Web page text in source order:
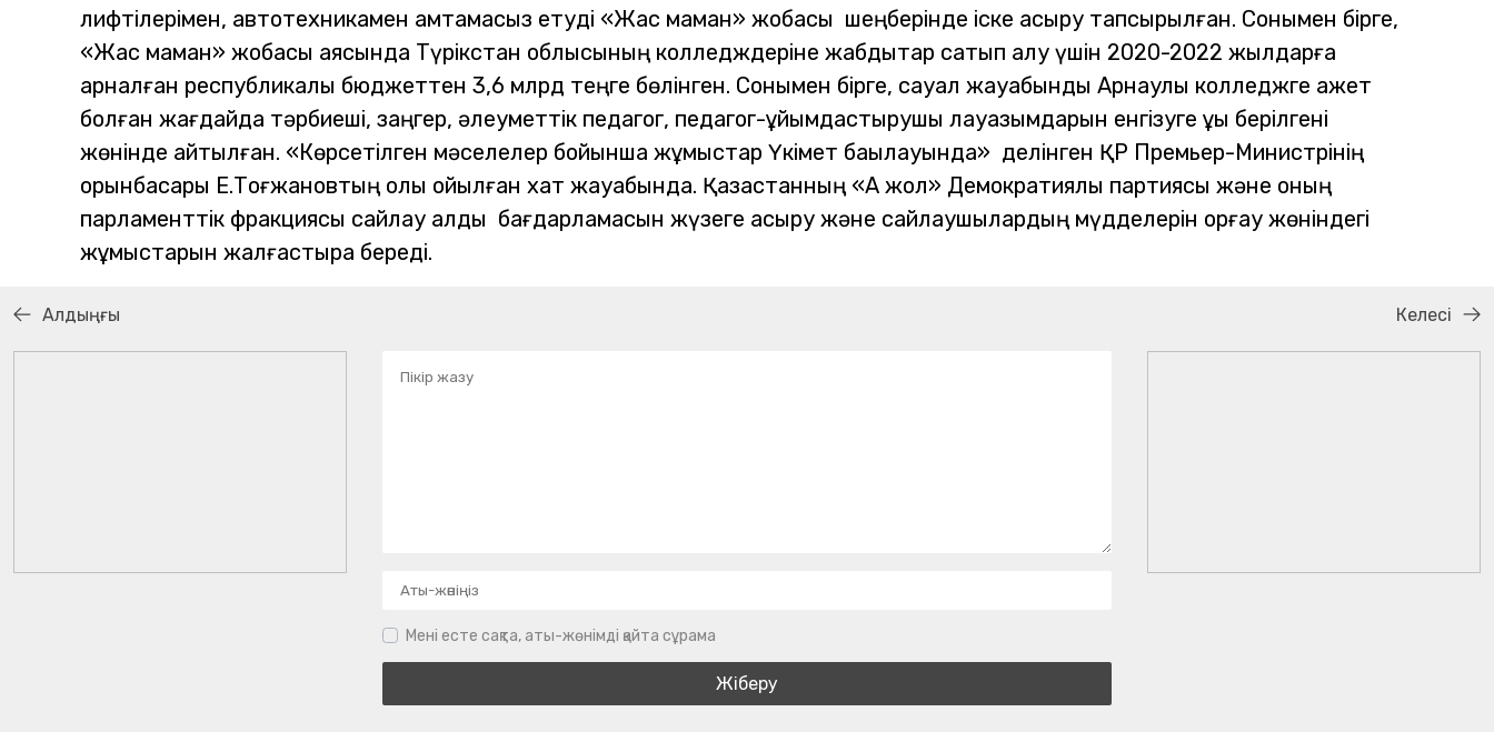
лифтілерімен, автотехникамен қамтамасыз етуді «Жас маман» жобасы шеңберінде іске асыру тапсырылған. Сонымен бірге,
«Жас маман» жобасы аясында Түрікстан облысының колледждеріне жабдықтар сатып алу үшін 2020-2022 жылдарға
арналған республикалық бюджеттен 3,6 млрд теңге бөлінген. Сонымен бірге, сауал жауабынды Арнаулы колледжге қажет
болған жағдайда тәрбиеші, заңгер, әлеуметтік педагог, педагог-ұйымдастырушы лауазымдарын енгізуге құқы берілгені
жөнінде айтылған. «Көрсетілген мәселелер бойынша жұмыстар Үкімет бақылауында» делінген ҚР Премьер-Министрінің
орынбасары Е.Тоғжановтың қолы қойылған хат жауабында. Қазақстанның «Ақ жол» Демократиялық партиясы және оның
парламенттік фракциясы сайлау алды бағдарламасын жүзеге асыру және сайлаушылардың мүдделерін қорғау жөніндегі
жұмыстарын жалғастыра береді.
Алдыңғы Келесі
Мені есте сақта, аты-жөнімді қайта сұрама